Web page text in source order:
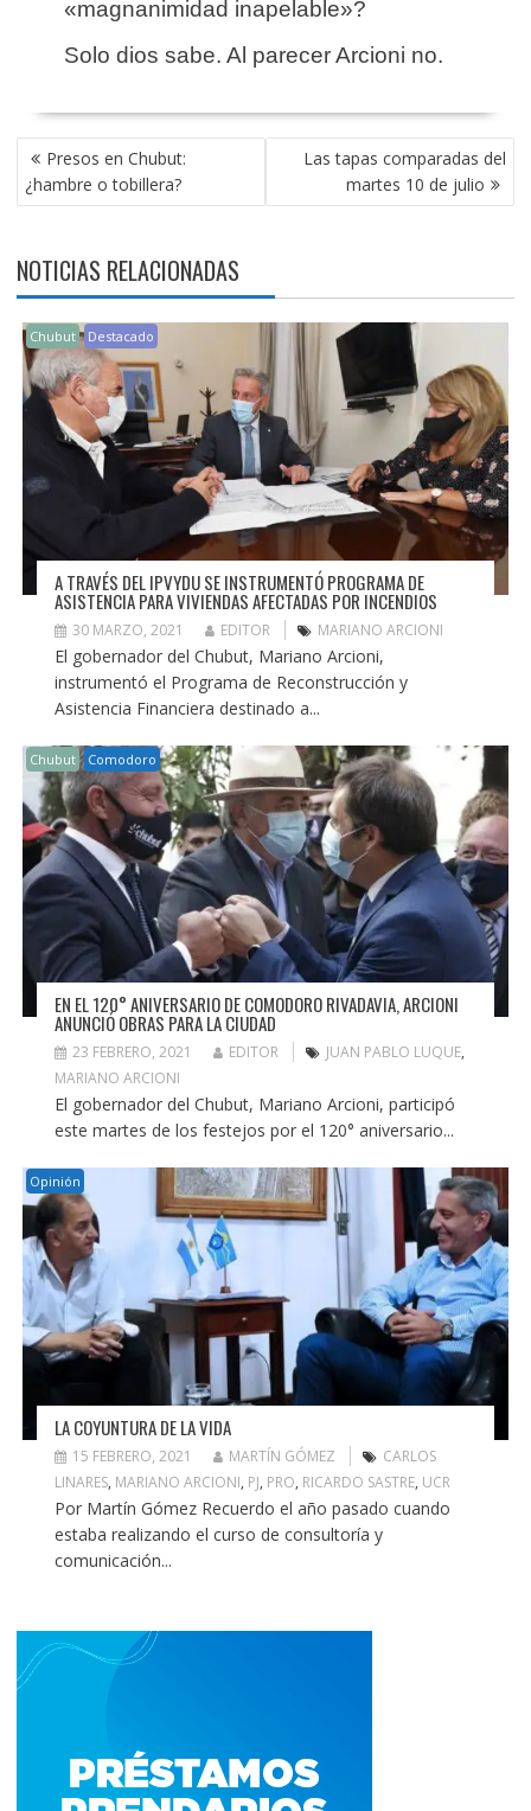
«magnanimidad inapelable»?
Solo dios sabe. Al parecer Arcioni no.
NAVEGACIÓN
DE
ENTRADAS
Presos en Chubut:
¿hambre o tobillera?
Las tapas comparadas del
martes 10 de julio
NOTICIAS RELACIONADAS
Chubut Destacado
A TRAVÉS DEL IPVYDU SE INSTRUMENTÓ PROGRAMA DE
ASISTENCIA PARA VIVIENDAS AFECTADAS POR INCENDIOS
30 MARZO, 2021 EDITOR MARIANO ARCIONI
El gobernador del Chubut, Mariano Arcioni,
instrumentó el Programa de Reconstrucción y
Asistencia Financiera destinado a...
Chubut Comodoro
EN EL 120° ANIVERSARIO DE COMODORO RIVADAVIA, ARCIONI
ANUNCIÓ OBRAS PARA LA CIUDAD
23 FEBRERO, 2021 EDITOR JUAN PABLO LUQUE,
MARIANO ARCIONI
El gobernador del Chubut, Mariano Arcioni, participó
este martes de los festejos por el 120° aniversario...
Opinión
LA COYUNTURA DE LA VIDA
15 FEBRERO, 2021 MARTÍN GÓMEZ
CARLOS
LINARES, MARIANO ARCIONI, PJ, PRO, RICARDO SASTRE, UCR
Por Martín Gómez Recuerdo el año pasado cuando
estaba realizando el curso de consultoría y
comunicación...